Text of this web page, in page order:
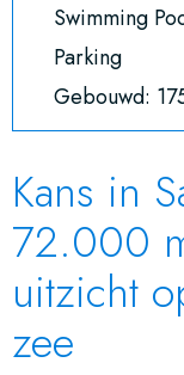
Swimming
Parking
Gebouwd:
Kans in
72.000
uitzicht
zee